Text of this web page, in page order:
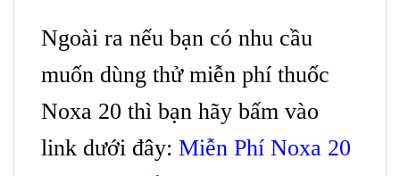
Ngoài ra nếu bạn có nhu cầu
muốn dùng thử miễn phí thuốc
Noxa 20 thì bạn hãy bấm vào
link dưới đây: Miễn Phí Noxa 20